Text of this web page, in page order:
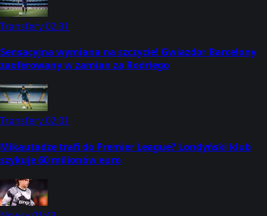
Transfery02:31
Sensacyjna wymiana na szczycie! Gwiazdor Barcelony
zaoferowany w zamian za Rodriego
Transfery02:01
Mikautadze trafi do Premier League? Londyński klub
szykuje 60 milionów euro